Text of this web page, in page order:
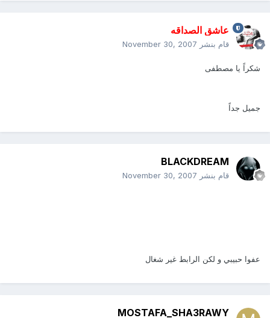
عاشق الصداقه
قام بنشر November 30, 2007
شكراً يا مصطفى
جميل جداً
BLACKDREAM
قام بنشر November 30, 2007
عفوا حبيبي و لكن الرابط غير شغال
MOSTAFA_SHA3RAWY